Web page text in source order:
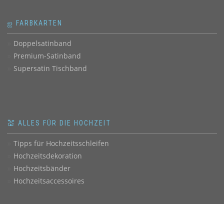
ஐ FARBKARTEN
Doppelsatinband
Premium-Satinband
Supersatin Tischband
💒 ALLES FÜR DIE HOCHZEIT
Tipps für Hochzeitsschleifen
Hochzeitsdekoration
Hochzeitsbänder
Hochzeitsaccessoires